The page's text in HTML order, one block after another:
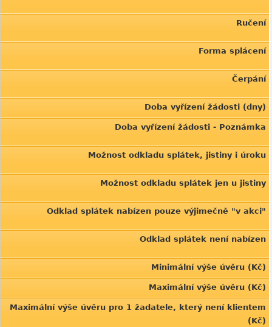
Ručení
Forma splácení
Čerpání
Doba vyřízení žádosti (dny)
Doba vyřízení žádosti - Poznámka
Možnost odkladu splátek, jistiny i úroku
Možnost odkladu splátek jen u jistiny
Odklad splátek nabízen pouze výjimečně "v akci"
Odklad splátek není nabízen
Minimální výše úvěru (Kč)
Maximální výše úvěru (Kč)
Maximální výše úvěru pro 1 žadatele, který není klientem
(Kč)